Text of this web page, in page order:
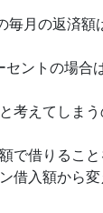
月の返済額
ントの場合
考えてしま
で借りること
借入額から